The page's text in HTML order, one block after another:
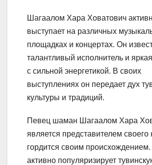
Шагаалом Хара Ховатович
выступает на различных
площадках и концертах. Он
талантливый исполнитель и
с сильной энергетикой. В своих
выступлениях он передает дух
культуры и традиций.
Певец шаман Шагаалом Хара
является представителем своего
гордится своим
активно популяризирует